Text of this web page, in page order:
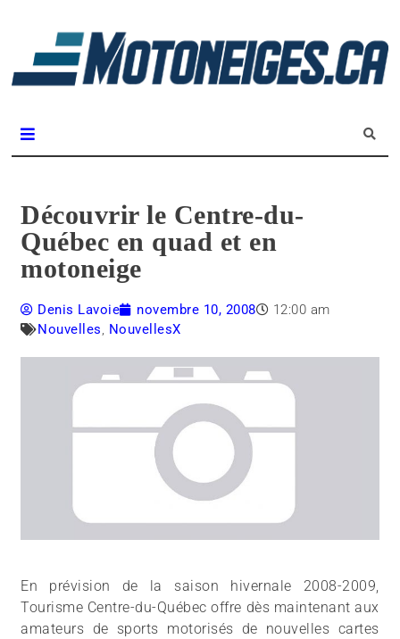
Découvrir le Centre-du-
Québec en quad et en
motoneige
Denis Lavoie novembre 10, 2008
12:00 am
Nouvelles, NouvellesX
En prévision de la saison hivernale 2008-2009,
Tourisme Centre-du-Québec offre dès maintenant aux
amateurs de sports motorisés de nouvelles cartes